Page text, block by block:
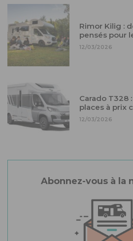
Rimor Kilig :
pensés pour
12/03/2026
Carado T328
places à prix
12/03/2026
Abonnez-vous à la